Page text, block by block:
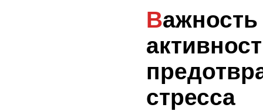
Важность физической
стресса